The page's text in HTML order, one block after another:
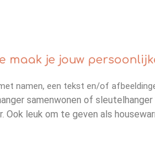
maak je jouw
namen, een tekst en/of
samenwonen of
leuk om te geven als